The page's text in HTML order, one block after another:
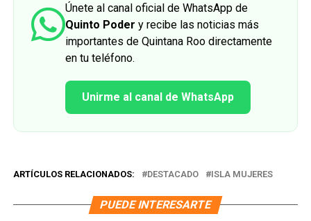
Únete al canal oficial de WhatsApp de
Quinto Poder y recibe las noticias más
importantes de Quintana Roo directamente
en tu teléfono.
Unirme al canal de WhatsApp
ARTÍCULOS RELACIONADOS: DESTACADO ISLA MUJERES
PUEDE INTERESARTE